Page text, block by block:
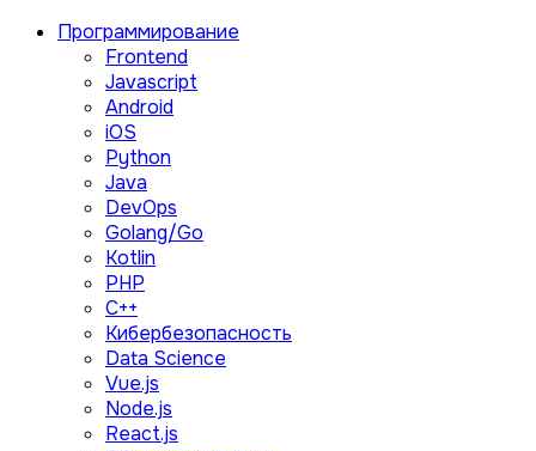
Программирование
Frontend
Javascript
Android
iOS
Python
Java
DevOps
Golang/Go
Kotlin
PHP
C++
Кибербезопасность
Data Science
Vue.js
Node.js
React.js